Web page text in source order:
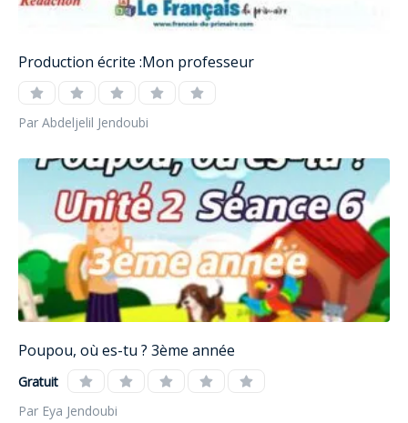
Production écrite :Mon professeur
Par Abdeljelil Jendoubi
Poupou, où es-tu ? 3ème année
Gratuit
Par Eya Jendoubi